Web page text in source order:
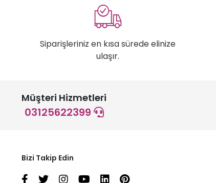
Siparişleriniz en kısa sürede elinize
ulaşır.
Müşteri Hizmetleri
03125622399
Bizi Takip Edin